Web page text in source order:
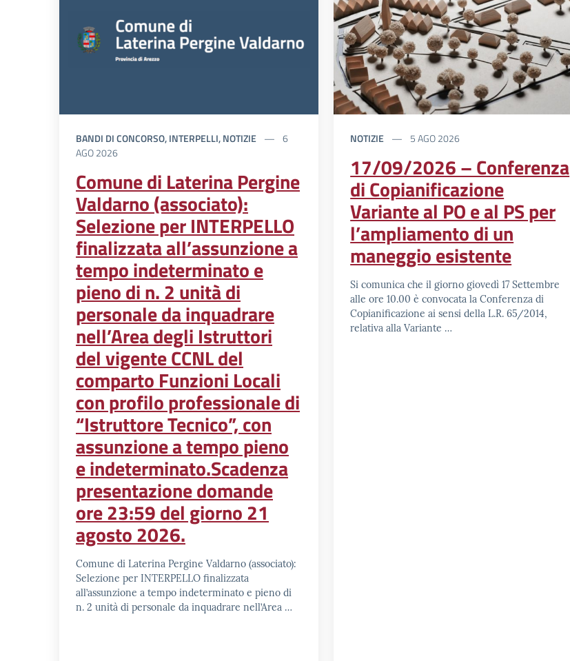
BANDI DI CONCORSO, INTERPELLI, NOTIZIE
AGO 2026
Comune di Laterina Pergine
Valdarno (associato):
Selezione per INTERPELLO
finalizzata all’assunzione a
tempo indeterminato e
pieno di n. 2 unità di
personale da inquadrare
nell’Area degli Istruttori
del vigente CCNL del
comparto Funzioni Locali
con profilo professionale di
“Istruttore Tecnico”, con
assunzione a tempo pieno
e indeterminato.Scadenza
presentazione domande
ore 23:59 del giorno 21
agosto 2026.
Comune di Laterina Pergine Valdarno (associato):
Selezione per INTERPELLO finalizzata
all’assunzione a tempo indeterminato e pieno di
n. 2 unità di personale da inquadrare nell’Area …
NOTIZIE 5 AGO 2026
17/09/2026 – Conferenza
di Copianificazione
Variante al PO e al PS per
l’ampliamento di un
maneggio esistente
Si comunica che il giorno giovedì 17 Settembre
alle ore 10.00 è convocata la Conferenza di
Copianificazione ai sensi della L.R. 65/2014,
relativa alla Variante …